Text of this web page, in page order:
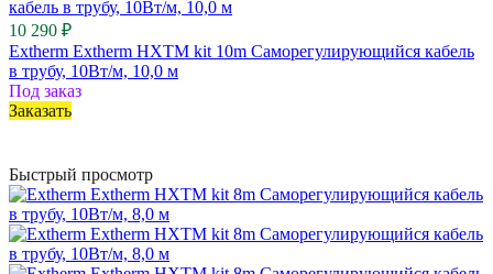
10 290 ₽
Extherm Extherm HXTM kit 10m Саморегулирующийся кабель
в трубу, 10Вт/м, 10,0 м
Под заказ
Заказать
Быстрый просмотр